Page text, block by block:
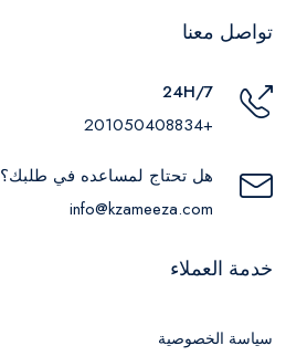
تواصل معنا
24H/7
+201050408834
هل تحتاج لمساعده في طلبك؟
info@kzameeza.com
خدمة العملاء
سياسة الخصوصية